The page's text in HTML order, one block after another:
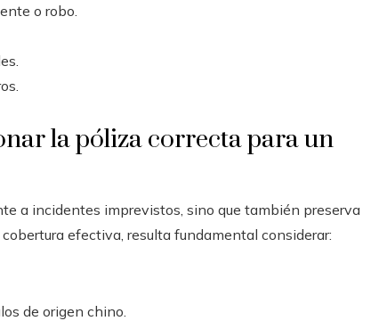
o robo.
la póliza correcta para un
a incidentes imprevistos, sino que también preserva
efectiva, resulta fundamental considerar:
de origen chino.